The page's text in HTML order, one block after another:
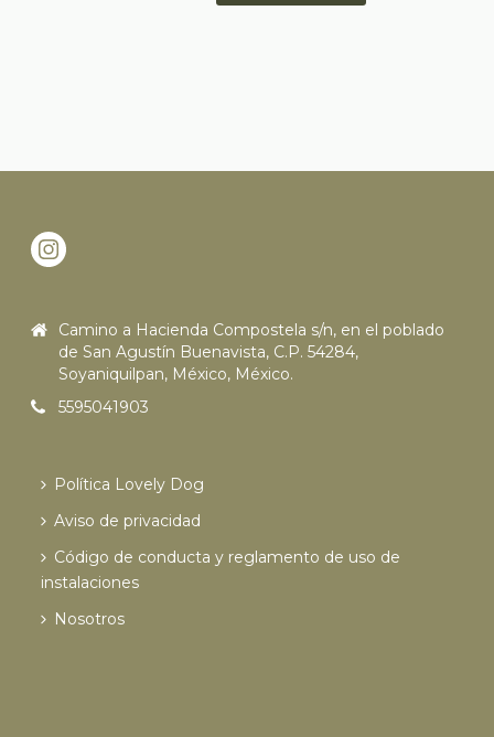
Camino a Hacienda Compostela s/n, en el poblado
de San Agustín Buenavista, C.P. 54284,
Soyaniquilpan, México, México.
5595041903
Política Lovely Dog
Aviso de privacidad
Código de conducta y reglamento de uso de
instalaciones
Nosotros